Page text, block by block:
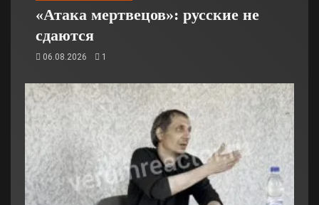
«Атака мертвецов»: русские не
сдаются
06.08.2026 1